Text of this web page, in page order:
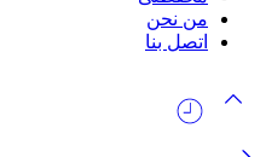
من نحن
اتصل بنا